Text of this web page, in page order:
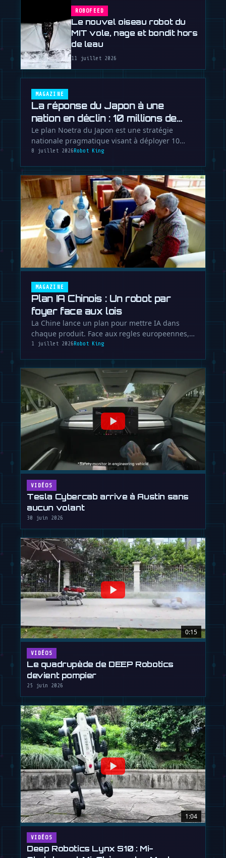
ROBOFEED
Le nouvel oiseau robot du
MIT vole, nage et bondit hors
de leau
11 juillet 2026
MAGAZINE
La réponse du Japon à une
nation en déclin : 10 millions de
robots dici 2040
Le plan Noetra du Japon est une stratégie
nationale pragmatique visant à déployer 10
millions de robots pour contrer une …
8 juillet 2026Robot King
MAGAZINE
Plan IA Chinois : Un robot par
foyer face aux lois
La Chine lance un plan pour mettre IA dans
chaque produit. Face aux regles europeennes,
Pekin cree un ecosysteme pour …
1 juillet 2026Robot King
VIDÉOS
Tesla Cybercab arrive à Austin sans
aucun volant
30 juin 2026
0:15
VIDÉOS
Le quadrupède de DEEP Robotics
devient pompier
25 juin 2026
1:04
VIDÉOS
Deep Robotics Lynx S10 : Mi-